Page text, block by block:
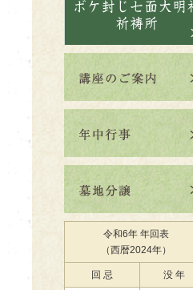
令和6年 年回表
（西暦2024年）
回 忌 没 年